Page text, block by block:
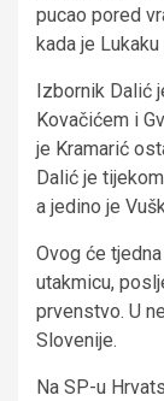
pucao pored
kada je
Izbornik Dalić
Kovačićem i
je Kramarić
Dalić je
a jedino je
Ovog će
utakmicu,
prvenstvo. U
Slovenije.
Na SP-u